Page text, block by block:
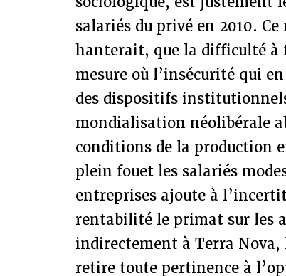
salariés du privé en 2010.
hanterait, que la difficulté à
mesure où l’insécurité qui
des dispositifs
mondialisation néolibérale
conditions de la production
plein fouet les salariés
entreprises ajoute à
rentabilité le primat sur les
indirectement à Terra Nova,
retire toute pertinence à